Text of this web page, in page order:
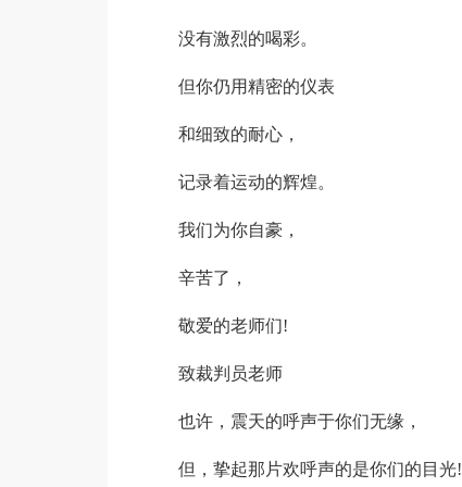
没有激烈的喝彩。
但你仍用精密的仪表
和细致的耐心，
记录着运动的辉煌。
我们为你自豪，
辛苦了，
敬爱的老师们!
致裁判员老师
也许，震天的呼声于你们无缘，
但，挚起那片欢呼声的是你们的目光!